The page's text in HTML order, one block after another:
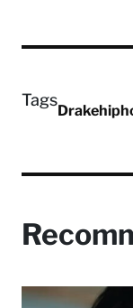
Tags
Drake